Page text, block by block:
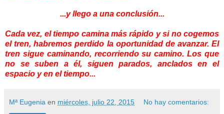
...y llego a una conclusión...
Cada vez, el tiempo camina más rápido y si no cogemos
el tren, habremos perdido la oportunidad de avanzar. El
tren sigue caminando, recorriendo su camino. Los que
no se suben a él, siguen parados, anclados en el
espacio y en el tiempo...
Mª Eugenia en miércoles, julio 22, 2015 No hay comentarios: